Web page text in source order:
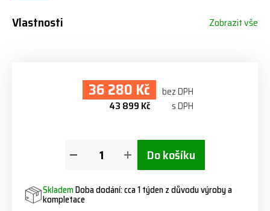
Vlastnosti Zobrazit vše
36 280 Kč bez DPH
43 899 Kč s DPH
Do košíku
SklademDoba dodání: cca 1 týden z důvodu výroby a
kompletace